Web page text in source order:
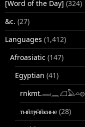
[Word of the Day] (324)
&c. (27)
Languages (1,412)
Afroasiatic (147)
Egyptian (41)
rnkmt.𓂋𓏺𓈖𓆎𓅓𓏏𓊖
ⲧⲙⲛ̄ⲧⲣⲙ̄ⲛ̄ⲕⲏⲙⲉ (28)